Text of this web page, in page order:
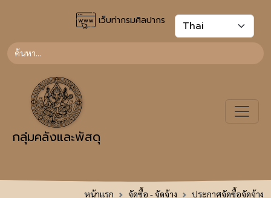
เว็บท่ากรมศิลปากร
กลุ่มคลังและพัสดุ
หน้าแรก จัดซื้อ - จัดจ้าง ประกาศจัดซื้อจัดจ้าง